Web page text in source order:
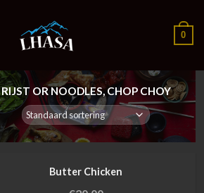
0
RIJST OR NOODLES, CHOP CHOY
Butter Chicken